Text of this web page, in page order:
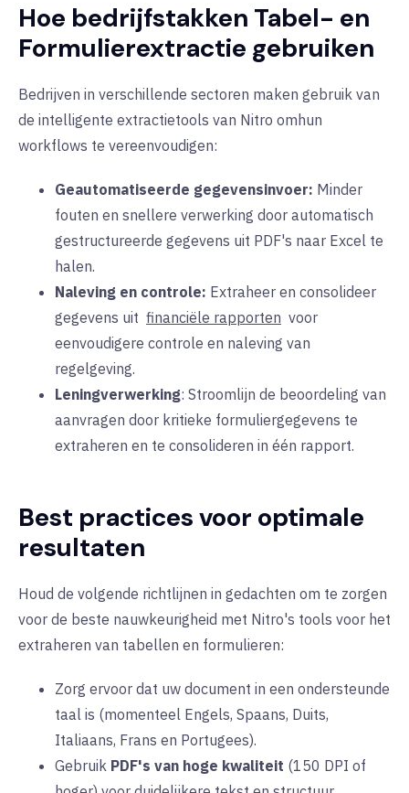
Hoe bedrijfstakken Tabel- en
Formulierextractie gebruiken
Bedrijven in verschillende sectoren maken gebruik van
de intelligente extractietools van Nitro om hun
workflows te vereenvoudigen:
Geautomatiseerde gegevensinvoer: Minder
fouten en snellere verwerking door automatisch
gestructureerde gegevens uit PDF's naar Excel te
halen.
Naleving en controle: Extraheer en consolideer
gegevens uit financiële rapporten voor
eenvoudigere controle en naleving van
regelgeving.
Leningverwerking: Stroomlijn de beoordeling van
aanvragen door kritieke formuliergegevens te
extraheren en te consolideren in één rapport.
Best practices voor optimale
resultaten
Houd de volgende richtlijnen in gedachten om te zorgen
voor de beste nauwkeurigheid met Nitro's tools voor het
extraheren van tabellen en formulieren:
Zorg ervoor dat uw document in een ondersteunde
taal is (momenteel Engels, Spaans, Duits,
Italiaans, Frans en Portugees).
Gebruik PDF's van hoge kwaliteit (150 DPI of